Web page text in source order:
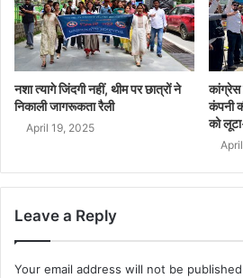
नशा त्यागे जिंदगी नहीं, थीम पर छात्रों ने
निकाली जागरूकता रैली
April 19, 2025
कांग्रेस
कंपनी
को
Leave a Reply
Your email address will not be